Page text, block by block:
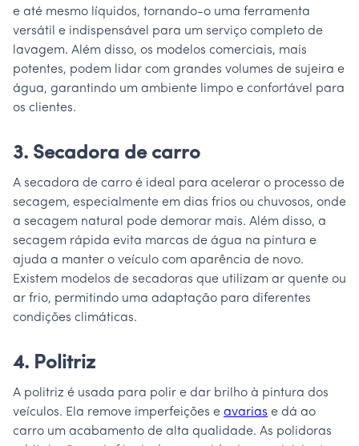
e até mesmo líquidos, tornando-o uma ferramenta
versátil e indispensável para um serviço completo de
lavagem. Além disso, os modelos comerciais, mais
potentes, podem lidar com grandes volumes de sujeira e
água, garantindo um ambiente limpo e confortável para
os clientes.
3. Secadora de carro
A secadora de carro é ideal para acelerar o processo de
secagem, especialmente em dias frios ou chuvosos, onde
a secagem natural pode demorar mais. Além disso, a
secagem rápida evita marcas de água na pintura e
ajuda a manter o veículo com aparência de novo.
Existem modelos de secadoras que utilizam ar quente ou
ar frio, permitindo uma adaptação para diferentes
condições climáticas.
4. Politriz
A politriz é usada para polir e dar brilho à pintura dos
veículos. Ela remove imperfeições e avarias e dá ao
carro um acabamento de alta qualidade. As polidoras